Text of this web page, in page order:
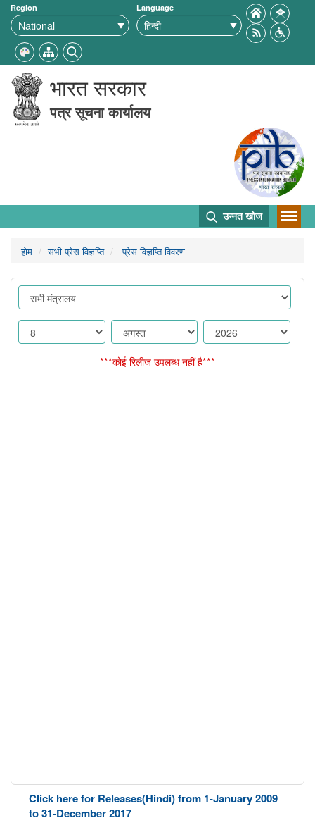
Region Language
भारत सरकार
पत्र सूचना कार्यालय
उन्नत खोज
होम सभी प्रेस विज्ञप्ति प्रेस विज्ञप्ति विवरण
***कोई रिलीज उपलब्ध नहीं है***
Click here for Releases(Hindi) from 1-January 2009
to 31-December 2017